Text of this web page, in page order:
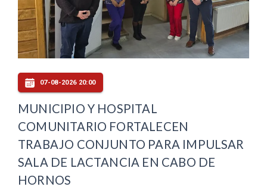
07-08-2026 20:00
MUNICIPIO Y HOSPITAL
COMUNITARIO FORTALECEN
TRABAJO CONJUNTO PARA IMPULSAR
SALA DE LACTANCIA EN CABO DE
HORNOS